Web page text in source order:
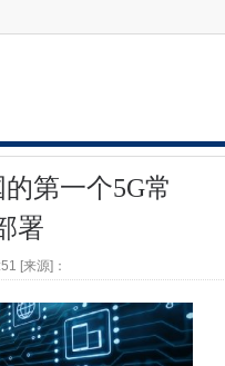
第一个5G常
署
[来源]：